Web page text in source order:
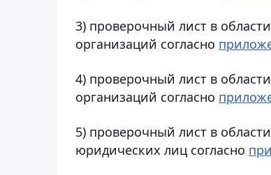
3) проверочный лист в
организаций согласно
4) проверочный лист в
организаций согласно
5) проверочный лист в
юридических лиц согласно